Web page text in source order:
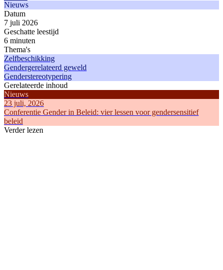
Nieuws
Datum
7 juli 2026
Geschatte leestijd
6 minuten
Thema's
Zelfbeschikking
Gendergerelateerd geweld
Genderstereotypering
Gerelateerde inhoud
Nieuws
23 juli, 2026
Conferentie Gender in Beleid: vier lessen voor gendersensitief
beleid
Verder lezen